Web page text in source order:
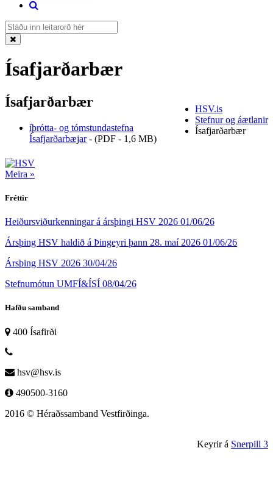
Ísafjarðarbær
HSV.is
Stefnur og áætlanir
Ísafjarðarbær
Ísafjarðarbær
íþrótta- og tómstundastefna
Ísafjarðarbæjar- (PDF - 1,6 MB)
Meira »
Fréttir
Heiðursviðurkenningar á ársþingi HSV 2026 01/06/26
Ársþing HSV haldið á Þingeyri þann 28. maí 2026 01/06/26
Ársþing HSV 2026 30/04/26
Stefnumótun UMFÍ&ÍSÍ 08/04/26
Hafðu samband
400 Ísafirði
hsv@hsv.is
490500-3160
2016 © Héraðssamband Vestfirðinga.
Keyrir á Snerpill 3